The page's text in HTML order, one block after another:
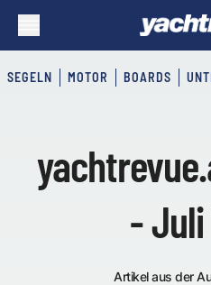
SEGELN MOTOR BOARDS
- Juli
Artikel aus der